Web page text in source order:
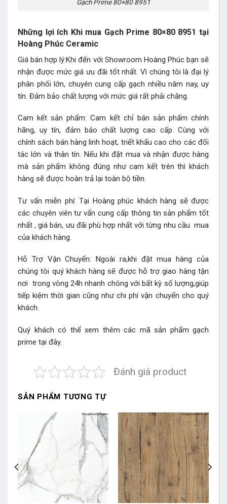
Gạch Prime 80×80 8951
Những lợi ích Khi mua Gạch Prime 80×80 8951 tại
Hoàng Phúc Ceramic
Giá bán hợp lý:Khi đến với Showroom Hoàng Phúc bạn sẽ
nhận được mức giá ưu đãi tốt nhất. Vì chúng tôi là đại lý
phân phối lớn, chuyên cung cấp gạch nhiều năm nay, uy
tín. Đảm bảo chất lượng với mức giá rất phải chăng.
Cam kết sản phẩm: Cam kết chỉ bán sản phẩm chính
hãng, uy tín, đảm bảo chất lượng cao cấp. Cùng với
chính sách bán hàng linh hoạt, triết khấu cao cho các đối
tác lớn và thân tín. Nếu khi đặt mua và nhận được hàng
mà sản phẩm không đúng như cam kết trên thì khách
hàng sẽ được hoàn trả lại toàn bộ tiền.
Tư vấn miễn phí: Tại Hoàng phúc khách hàng sẽ được
các chuyên viên tư vấn cung cấp thông tin sản phẩm tốt
nhất , giá bán, ưu đãi phù hợp nhất với từng nhu cầu mua
của khách hàng.
Hỗ Trợ Vận Chuyển: Ngoài ra,khi đặt mua hàng của
chúng tôi quý khách hàng sẽ được hỗ trợ giao hàng tận
nơi trong vòng 24h nhanh chóng với bất kỳ số lượng,giúp
tiếp kiệm thời gian cũng như chi phí vận chuyển cho quý
khách.
Quý khách có thể xem thêm các mã sản phẩm gạch
prime tại đây.
Đánh giá product
SẢN PHẨM TƯƠNG TỰ